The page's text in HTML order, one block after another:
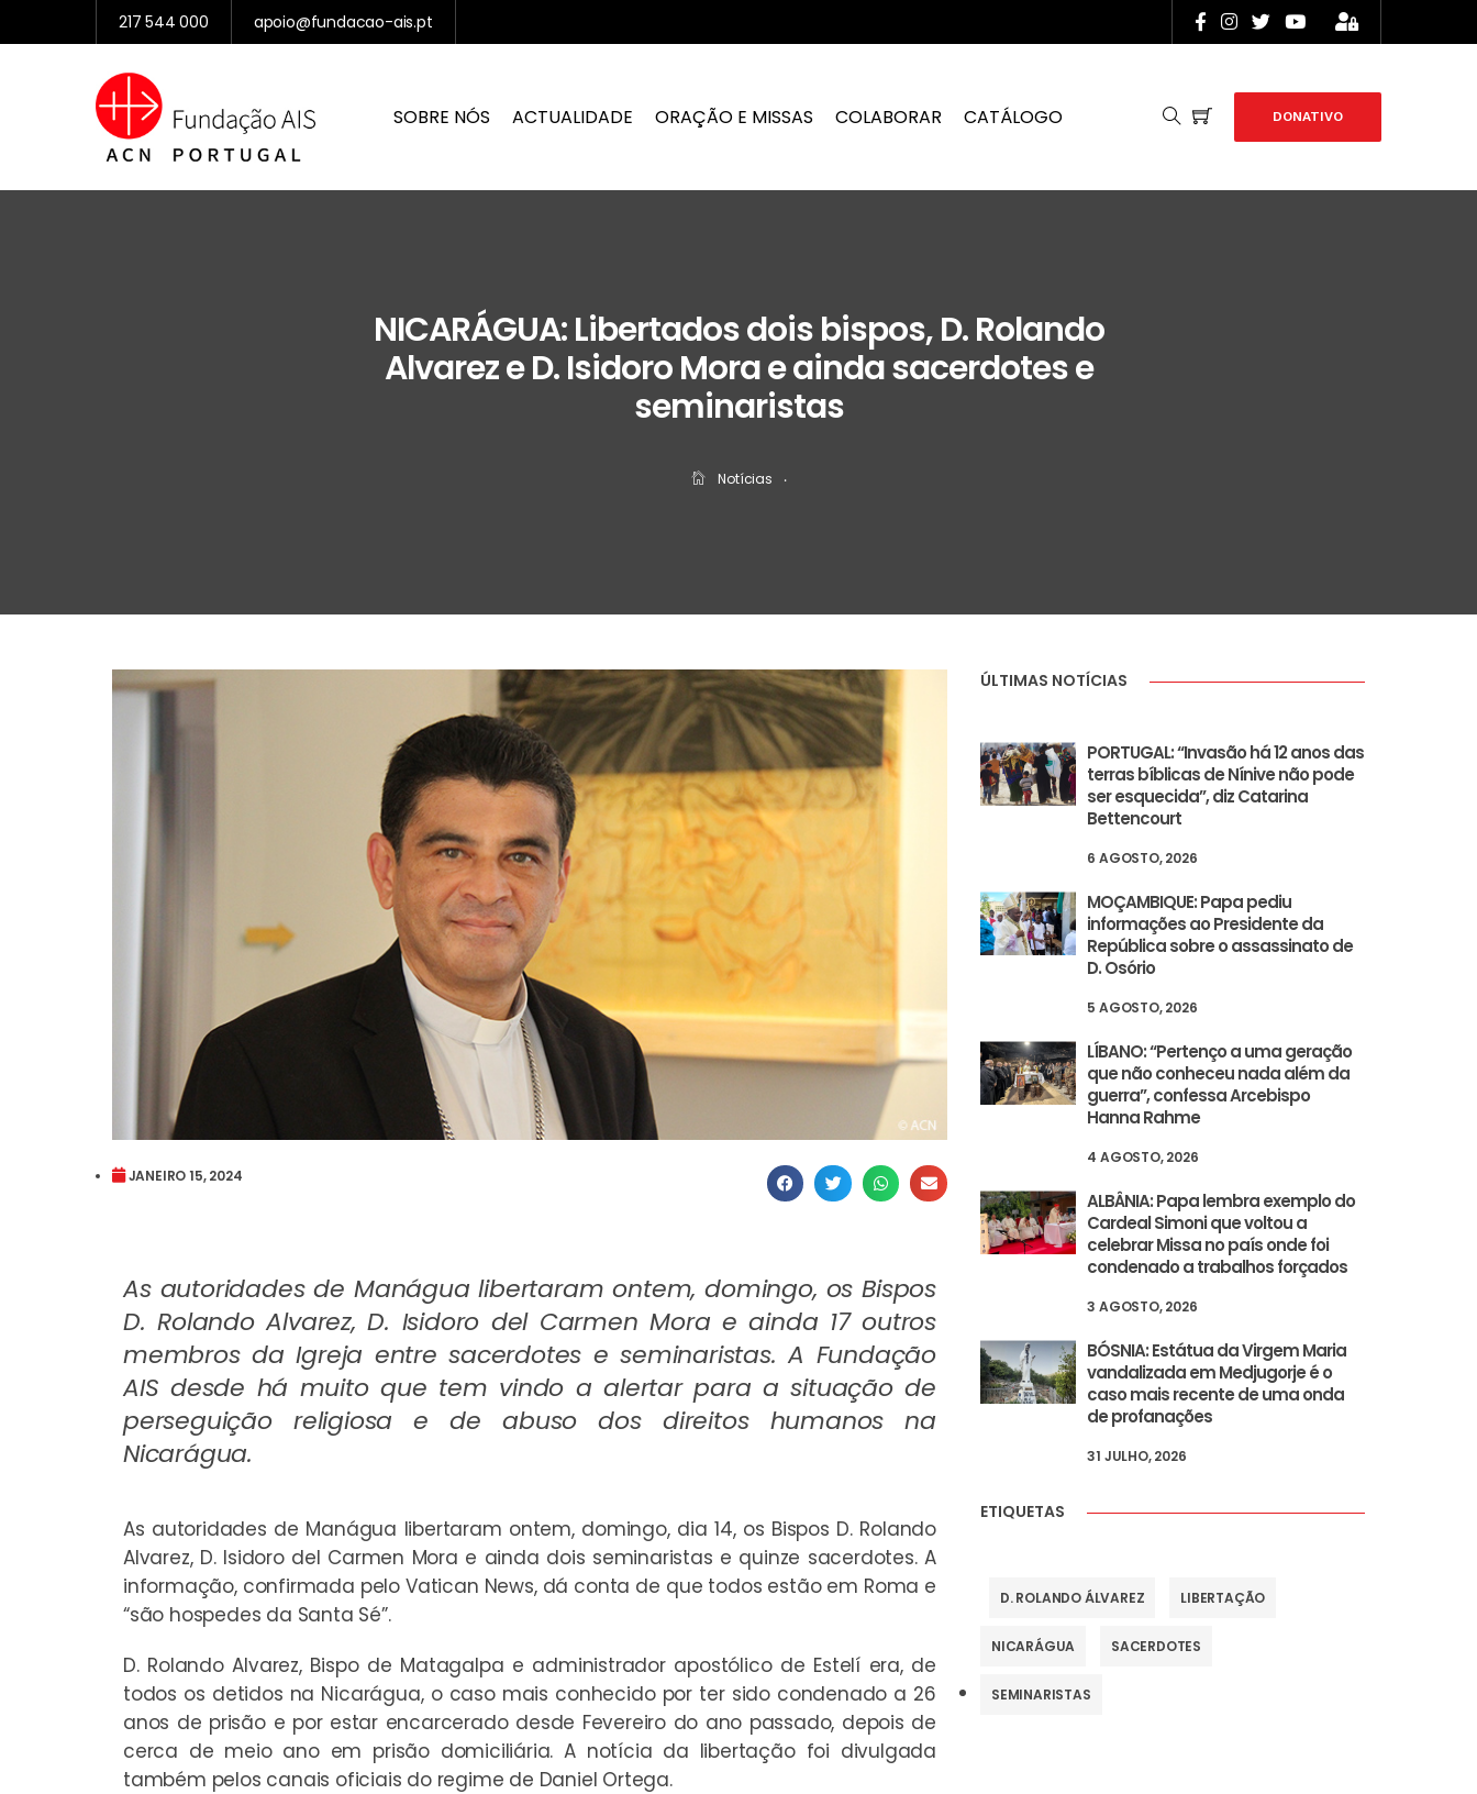
217 544 000 apoio@fundacao-ais.pt
SOBRE NÓS ACTUALIDADE ORAÇÃO E MISSAS COLABORAR CATÁLOGO DONATIVO
NICARÁGUA: Libertados dois bispos, D. Rolando
Alvarez e D. Isidoro Mora e ainda sacerdotes e
seminaristas
Notícias ‧
JANEIRO 15, 2024
As autoridades de Manágua libertaram ontem, domingo, os Bispos
D. Rolando Alvarez, D. Isidoro del Carmen Mora e ainda 17 outros
membros da Igreja entre sacerdotes e seminaristas. A Fundação
AIS desde há muito que tem vindo a alertar para a situação de
perseguição religiosa e de abuso dos direitos humanos na
Nicarágua.
As autoridades de Manágua libertaram ontem, domingo, dia 14, os Bispos D. Rolando
Alvarez, D. Isidoro del Carmen Mora e ainda dois seminaristas e quinze sacerdotes. A
informação, confirmada pelo Vatican News, dá conta de que todos estão em Roma e
“são hospedes da Santa Sé”.
D. Rolando Alvarez, Bispo de Matagalpa e administrador apostólico de Estelí era, de
todos os detidos na Nicarágua, o caso mais conhecido por ter sido condenado a 26
anos de prisão e por estar encarcerado desde Fevereiro do ano passado, depois de
cerca de meio ano em prisão domiciliária. A notícia da libertação foi divulgada
também pelos canais oficiais do regime de Daniel Ortega.
ÚLTIMAS NOTÍCIAS
PORTUGAL: “Invasão há 12 anos das
terras bíblicas de Nínive não pode
ser esquecida”, diz Catarina
Bettencourt
6 AGOSTO, 2026
MOÇAMBIQUE: Papa pediu
informações ao Presidente da
República sobre o assassinato de
D. Osório
5 AGOSTO, 2026
LÍBANO: “Pertenço a uma geração
que não conheceu nada além da
guerra”, confessa Arcebispo
Hanna Rahme
4 AGOSTO, 2026
ALBÂNIA: Papa lembra exemplo do
Cardeal Simoni que voltou a
celebrar Missa no país onde foi
condenado a trabalhos forçados
3 AGOSTO, 2026
BÓSNIA: Estátua da Virgem Maria
vandalizada em Medjugorje é o
caso mais recente de uma onda
de profanações
31 JULHO, 2026
ETIQUETAS
D. ROLANDO ÁLVAREZ LIBERTAÇÃO
NICARÁGUA SACERDOTES
SEMINARISTAS